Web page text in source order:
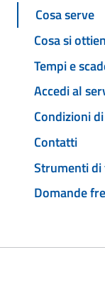
Cosa serve
Cosa si
Tempi e
Accedi al
Condizioni
Contatti
Strumenti
Domande